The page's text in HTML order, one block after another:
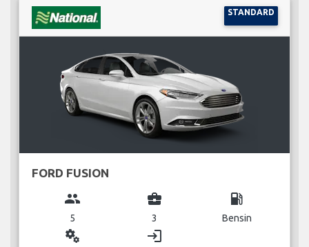
STANDARD
FORD FUSION
group
5
business_center
3
local_gas_station
Bensin
miscellaneous_services login